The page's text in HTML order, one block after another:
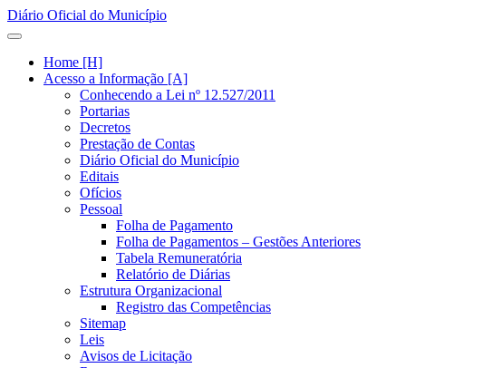
Diário Oficial do Município
Home [H]
Acesso a Informação [A]
Conhecendo a Lei nº 12.527/2011
Portarias
Decretos
Prestação de Contas
Diário Oficial do Município
Editais
Ofícios
Pessoal
Folha de Pagamento
Folha de Pagamentos – Gestões Anteriores
Tabela Remuneratória
Relatório de Diárias
Estrutura Organizacional
Registro das Competências
Sitemap
Leis
Avisos de Licitação